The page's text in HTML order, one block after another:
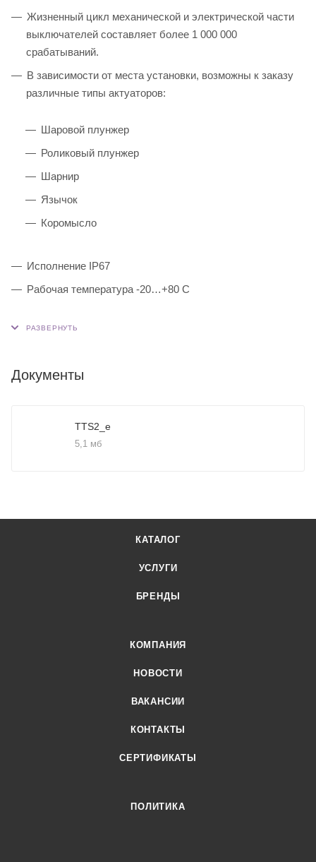
Жизненный цикл механической и электрической части
выключателей составляет более 1 000 000
срабатываний.
В зависимости от места установки, возможны к заказу
различные типы актуаторов:
Шаровой плунжер
Роликовый плунжер
Шарнир
Язычок
Коромысло
Исполнение IP67
Рабочая температура -20…+80 С
Документы
TTS2_e
5,1 мб
КАТАЛОГ
УСЛУГИ
БРЕНДЫ
КОМПАНИЯ
НОВОСТИ
ВАКАНСИИ
КОНТАКТЫ
СЕРТИФИКАТЫ
ПОЛИТИКА